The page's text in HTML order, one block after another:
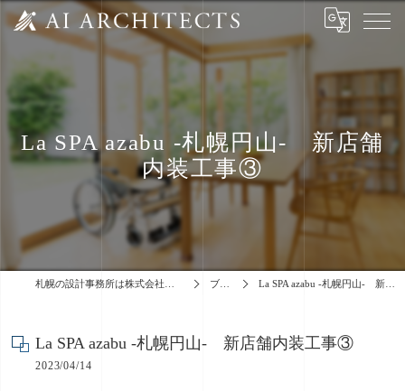
La SPA azabu -札幌円山- 新店舗
内装工事③
ブログ La SPA azabu -札幌円山- 新店舗内装工事③
La SPA azabu -札幌円山- 新店舗内装工事③
2023/04/14